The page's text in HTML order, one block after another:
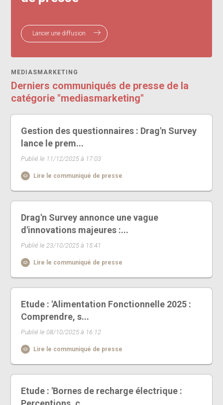
Lancer une diffusion
MEDIASMARKETING
Derniers communiqués de presse de la
catégorie "mediasmarketing"
Gestion des questionnaires : Drag'n Survey
lance le prem...
Publié le 11/12/2025 à 17:03
Lire le communiqué de presse
Drag'n Survey annonce une vague
d'innovations majeures :...
Publié le 23/10/2025 à 15:41
Lire le communiqué de presse
Etude : 'Alimentation Fonctionnelle 2025 :
Comprendre, s...
Publié le 08/10/2025 à 16:12
Lire le communiqué de presse
Etude : 'Bornes de recharge électrique :